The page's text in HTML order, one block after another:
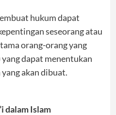
hukum dapat
seseorang atau
orang-orang yang
dapat menentukan
akan dibuat.
dalam Islam